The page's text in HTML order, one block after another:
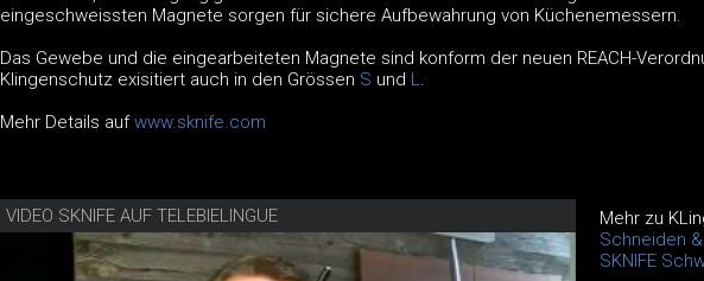
eingeschweissten Magnete sorgen für sichere Aufbewahrung von Küchenemessern.
Das Gewebe und die eingearbeiteten Magnete sind konform der neuen REACH-
Klingenschutz exisitiert auch in den Grössen S und L.
Mehr Details aufwww.sknife.com
VIDEO SKNIFE AUF TELEBIELINGUE
Mehr zu
Schneiden
SKNIFE